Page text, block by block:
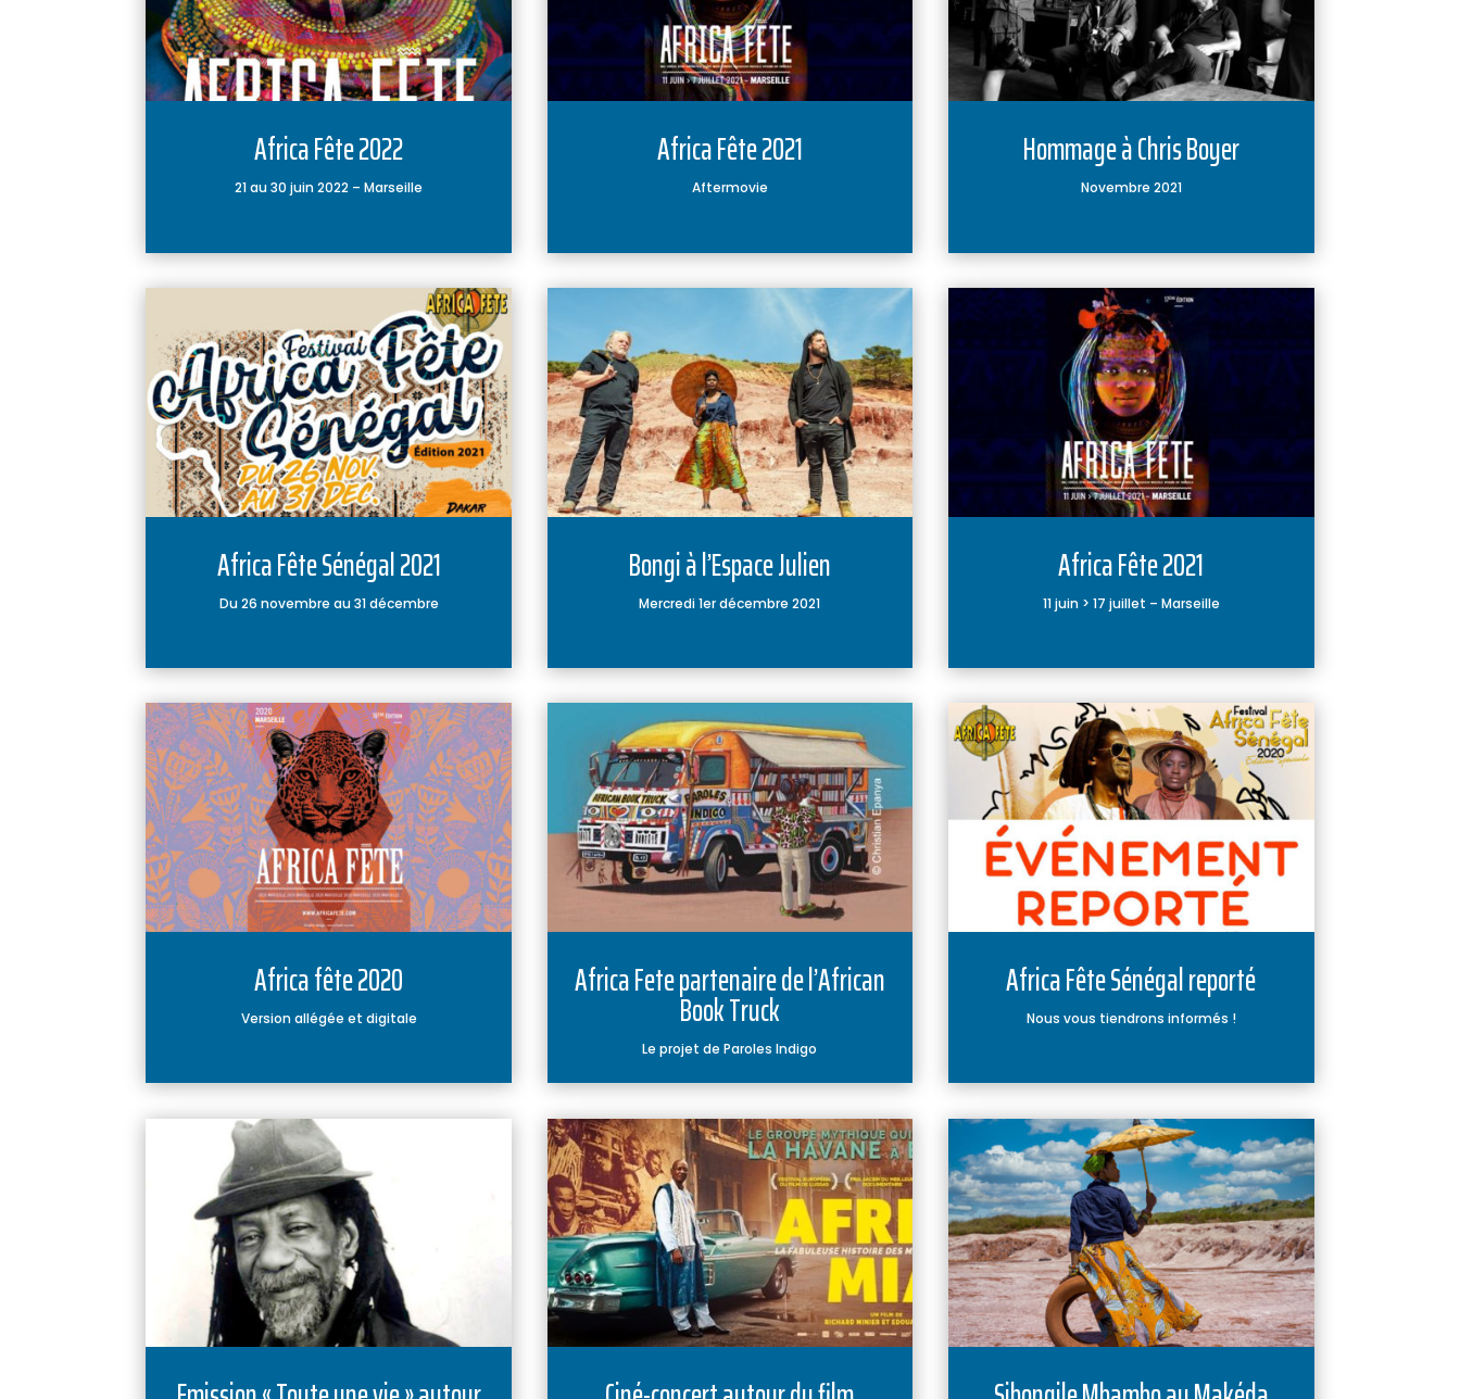
Africa Fête 2022
21 au 30 juin 2022 – Marseille
Africa Fête Sénégal 2021
Du 26 novembre au 31 décembre
Africa fête 2020
Version allégée et digitale
Africa Fête 2021
Aftermovie
Bongi à l’Espace Julien
Mercredi 1er décembre 2021
Africa Fete partenaire de l’African
Book Truck
Le projet de Paroles Indigo
Hommage à Chris Boyer
Novembre 2021
Africa Fête 2021
11 juin > 17 juillet – Marseille
Africa Fête Sénégal reporté
Nous vous tiendrons informés !